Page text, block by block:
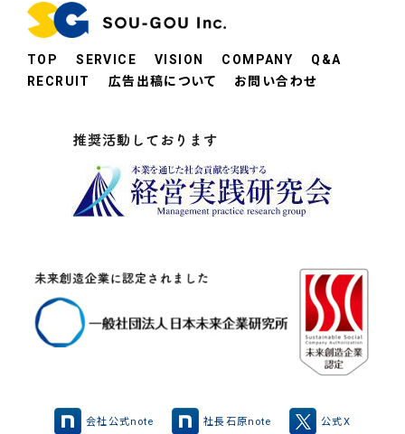
TOP SERVICE VISION COMPANY
Q&A
RECRUIT
広告出稿について お問い合わせ
会社公式note 社長石原note 公式X